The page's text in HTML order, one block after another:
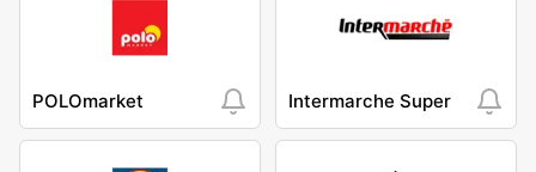
POLOmarket Intermarche Super